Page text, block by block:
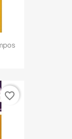
favorite_border